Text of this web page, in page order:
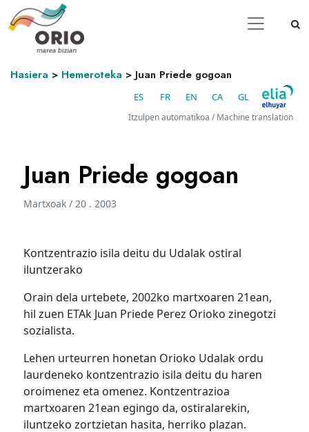
Hasiera > Hemeroteka >Juan Priede gogoan
ES FR EN CA GL
Itzulpen automatikoa / Machine translation
Juan Priede gogoan
Martxoak / 20 . 2003
Kontzentrazio isila deitu du Udalak ostiral
iluntzerako
Orain dela urtebete, 2002ko martxoaren 21ean,
hil zuen ETAk Juan Priede Perez Orioko zinegotzi
sozialista.
Lehen urteurren honetan Orioko Udalak ordu
laurdeneko kontzentrazio isila deitu du haren
oroimenez eta omenez. Kontzentrazioa
martxoaren 21ean egingo da, ostiralarekin,
iluntzeko zortzietan hasita, herriko plazan.